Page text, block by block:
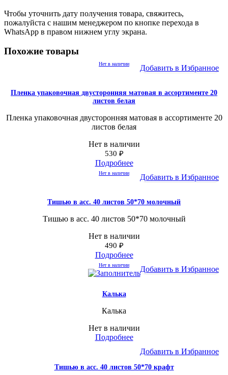
Чтобы уточнить дату получения товара, свяжитесь,
пожалуйста с нашим менеджером по кнопке перехода в
WhatsApp в правом нижнем углу экрана.
Похожие товары
Нет в наличии Добавить в Избранное
Пленка упаковочная двусторонняя матовая в ассортименте 20
листов белая
Пленка упаковочная двусторонняя матовая в ассортименте 20
листов белая
Нет в наличии
530 ₽
Подробнее
Нет в наличии Добавить в Избранное
Тишью в асс. 40 листов 50*70 молочный
Тишью в асс. 40 листов 50*70 молочный
Нет в наличии
490 ₽
Подробнее
Нет в наличии Добавить в Избранное
Калька
Калька
Нет в наличии
Подробнее
Добавить в Избранное
Тишью в асс. 40 листов 50*70 крафт